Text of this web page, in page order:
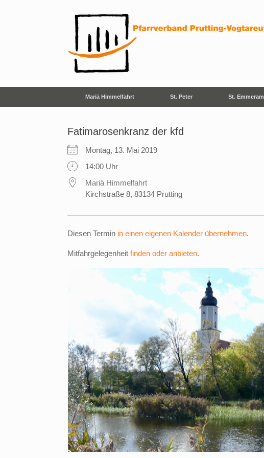
Mariä Himmelfahrt St. Peter St. Emmeram
Fatimarosenkranz der kfd
Montag, 13. Mai 2019
14:00 Uhr
Mariä Himmelfahrt
Kirchstraße 8, 83134 Prutting
Diesen Termin in einen eigenen Kalender übernehmen.
Mitfahrgelegenheit finden oder anbieten.